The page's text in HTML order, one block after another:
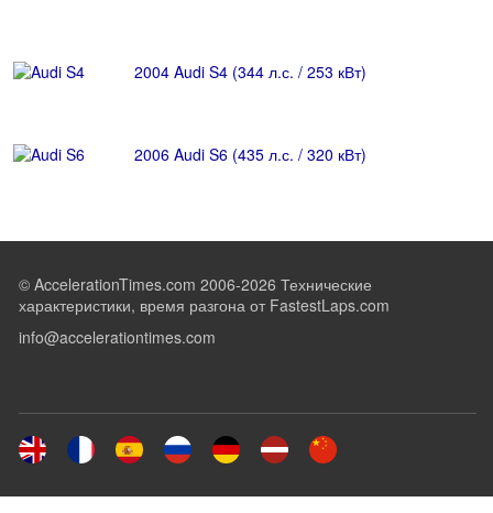
2004 Audi S4 (344 л.с. / 253 кВт)
2006 Audi S6 (435 л.с. / 320 кВт)
© AccelerationTimes.com 2006-2026 Технические
характеристики, время разгона от FastestLaps.com
info@accelerationtimes.com